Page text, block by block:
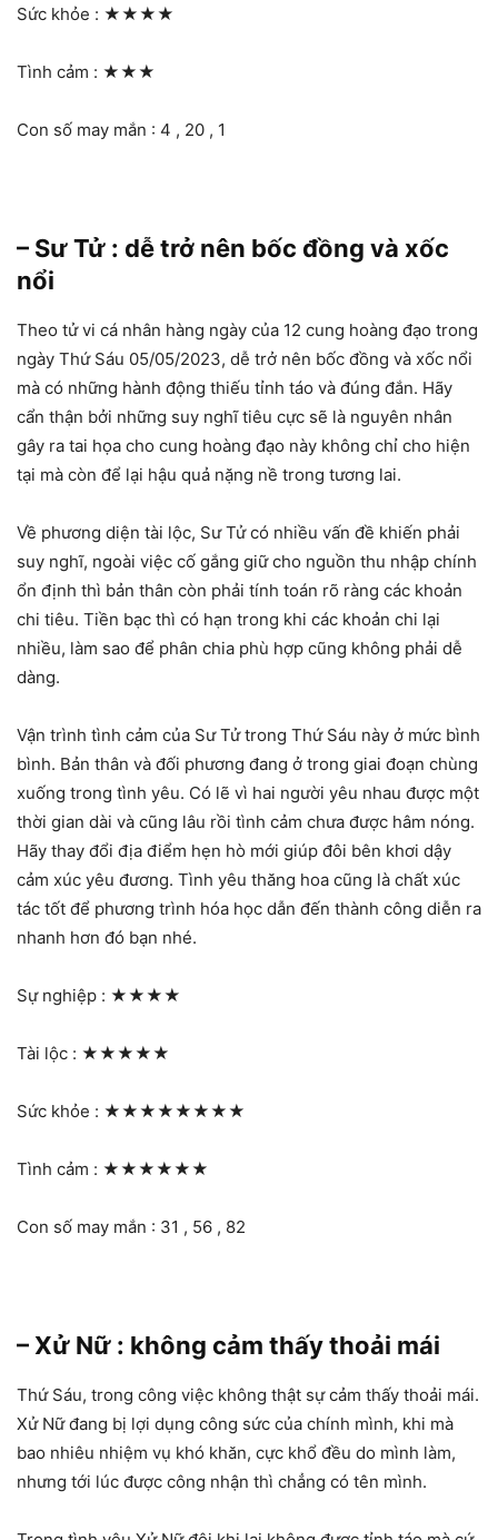
Sức khỏe : ★★★★
Tình cảm : ★★★
Con số may mắn : 4 , 20 , 1
– Sư Tử : dễ trở nên bốc đồng và xốc
nổi
Theo tử vi cá nhân hàng ngày của 12 cung hoàng đạo trong
ngày Thứ Sáu 05/05/2023, dễ trở nên bốc đồng và xốc nổi
mà có những hành động thiếu tỉnh táo và đúng đắn. Hãy
cẩn thận bởi những suy nghĩ tiêu cực sẽ là nguyên nhân
gây ra tai họa cho cung hoàng đạo này không chỉ cho hiện
tại mà còn để lại hậu quả nặng nề trong tương lai.
Về phương diện tài lộc, Sư Tử có nhiều vấn đề khiến phải
suy nghĩ, ngoài việc cố gắng giữ cho nguồn thu nhập chính
ổn định thì bản thân còn phải tính toán rõ ràng các khoản
chi tiêu. Tiền bạc thì có hạn trong khi các khoản chi lại
nhiều, làm sao để phân chia phù hợp cũng không phải dễ
dàng.
Vận trình tình cảm của Sư Tử trong Thứ Sáu này ở mức bình
bình. Bản thân và đối phương đang ở trong giai đoạn chùng
xuống trong tình yêu. Có lẽ vì hai người yêu nhau được một
thời gian dài và cũng lâu rồi tình cảm chưa được hâm nóng.
Hãy thay đổi địa điểm hẹn hò mới giúp đôi bên khơi dậy
cảm xúc yêu đương. Tình yêu thăng hoa cũng là chất xúc
tác tốt để phương trình hóa học dẫn đến thành công diễn ra
nhanh hơn đó bạn nhé.
Sự nghiệp : ★★★★
Tài lộc : ★★★★★
Sức khỏe : ★★★★★★★★
Tình cảm : ★★★★★★
Con số may mắn : 31 , 56 , 82
– Xử Nữ : không cảm thấy thoải mái
Thứ Sáu, trong công việc không thật sự cảm thấy thoải mái.
Xử Nữ đang bị lợi dụng công sức của chính mình, khi mà
bao nhiêu nhiệm vụ khó khăn, cực khổ đều do mình làm,
nhưng tới lúc được công nhận thì chẳng có tên mình.